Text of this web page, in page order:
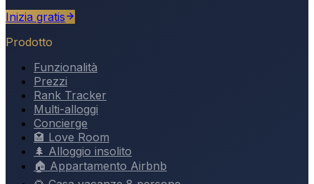
Inizia gratis
Prodotto
Funzionalità
Prezzi
Rank Tracker
Multi-alloggi
Concierge
🏩 Love Room
🌲 Alloggio insolito
🏠 Appartamento Airbnb